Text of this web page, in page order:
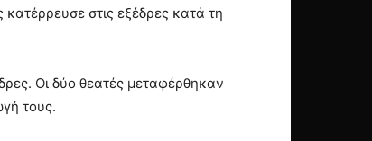
στις εξέδρες κατά τη
Οι δύο θεατές μεταφέρθηκαν
τους.